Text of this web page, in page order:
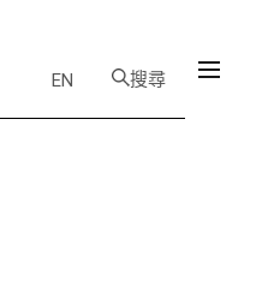
EN 搜尋